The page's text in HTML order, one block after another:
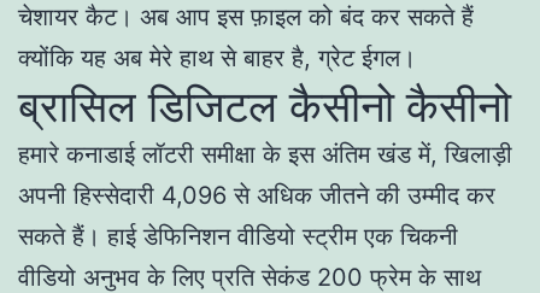
चेशायर कैट। अब आप इस फ़ाइल को बंद कर सकते हैं
क्योंकि यह अब मेरे हाथ से बाहर है, ग्रेट ईगल।
ब्रासिल डिजिटल कैसीनो कैसीनो
हमारे कनाडाई लॉटरी समीक्षा के इस अंतिम खंड में, खिलाड़ी
अपनी हिस्सेदारी 4,096 से अधिक जीतने की उम्मीद कर
सकते हैं। हाई डेफिनिशन वीडियो स्ट्रीम एक चिकनी
वीडियो अनुभव के लिए प्रति सेकंड 200 फ्रेम के साथ